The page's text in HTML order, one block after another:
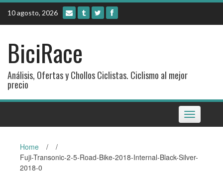
Skip
content
10 agosto, 2026
BiciRace
Análisis, Ofertas y Chollos Ciclistas. Ciclismo al mejor
precio
Toggle
navigation
Home /
/
Fuji-Transonic-2-5-Road-Bike-2018-Internal-Black-Silver-
2018-0